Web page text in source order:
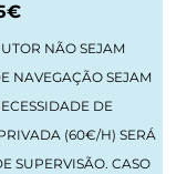
NÃO SEJAM
NAVEGAÇÃO SEJAM
DE
(60€/H) SERÁ
SUPERVISÃO. CASO